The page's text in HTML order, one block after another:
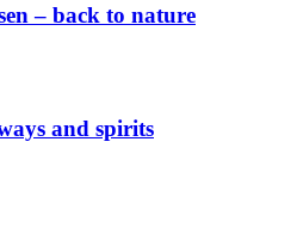
– back to nature
and spirits